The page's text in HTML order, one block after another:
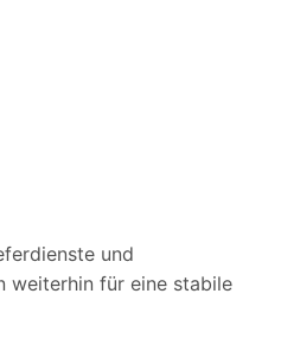
und
weiterhin für eine stabile